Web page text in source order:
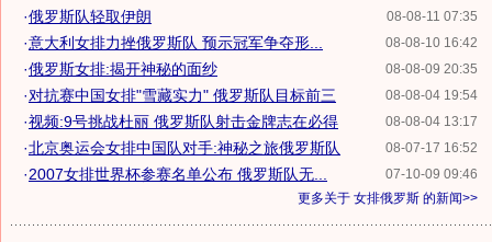
08-08-11 07:35
·俄罗斯队轻取伊朗
08-08-10 16:42
·意大利女排力挫俄罗斯队 预示冠军争夺形...
08-08-09 20:35
·俄罗斯女排:揭开神秘的面纱
08-08-04 19:54
·对抗赛中国女排"雪藏实力" 俄罗斯队目标前三
08-08-04 13:17
·视频:9号挑战杜丽 俄罗斯队射击金牌志在必得
08-07-17 16:52
·北京奥运会女排中国队对手:神秘之旅俄罗斯队
07-10-09 09:46
·2007女排世界杯参赛名单公布 俄罗斯队无...
更多关于 女排俄罗斯 的新闻>>